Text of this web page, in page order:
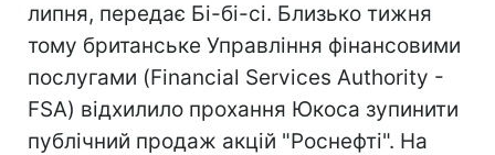
липня, передає Бі-бі-сі. Близько тижня
тому британське Управління фінансовими
послугами (Financial Services Authority -
FSA) відхилило прохання Юкоса зупинити
публічний продаж акцій "Роснефті". На